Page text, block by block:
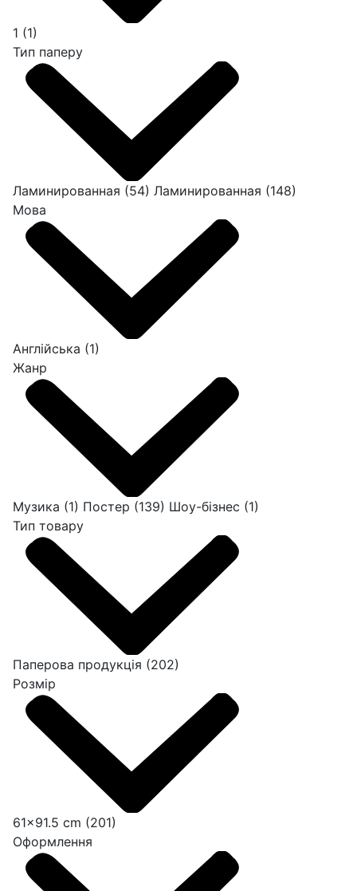
1 (1)
Тип паперу
Ламинированная (54) Ламинированная (148)
Мова
Англійська (1)
Жанр
Музика (1) Постер (139) Шоу-бізнес (1)
Тип товару
Паперова продукція (202)
Розмір
61x91.5 cm (201)
Оформлення